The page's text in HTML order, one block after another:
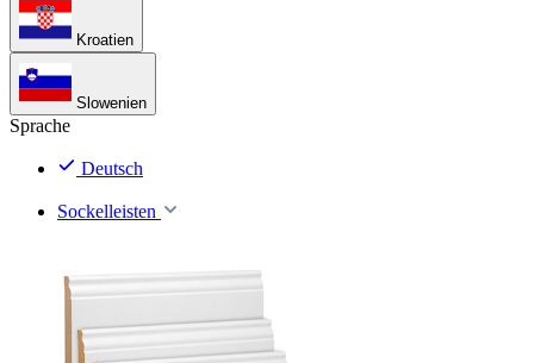
Kroatien
Slowenien
Sprache
Deutsch
Sockelleisten